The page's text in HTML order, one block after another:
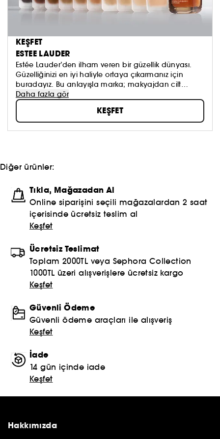
KEŞFET
ESTEE LAUDER
Estée Lauder’den ilham veren bir güzellik dünyası.
Güzelliğinizi en iyi haliyle ortaya çıkarmanız için
buradayız. Bu anlayışla marka; makyajdan cilt
bakımına ve parfüme kadar uzanan ikonik ürünleriyle
zamansız bir güzellik deneyimi sunar.
Bilim ve inovasyondan ilham alan formüllerimiz,
cildinizin ihtiyaçlarına yönelik etkili çözümler
sunarken güzelliğinize daha fazlasını katar.
Keşfedin, deneyimleyin ve güzelliğinizin en iyi halini
ortaya çıkarın.
Daha fazla gör
KEŞFET
Diğer ürünler:
Tıkla, Mağazadan Al
Online siparişini seçili mağazalardan 2 saat
içerisinde ücretsiz teslim al
Keşfet
Ücretsiz Teslimat
Toplam 2000TL veya Sephora Collection
1000TL üzeri alışverişlere ücretsiz kargo
Keşfet
Güvenli Ödeme
Güvenli ödeme araçları ile alışveriş
Keşfet
İade
14 gün içinde iade
Keşfet
Hakkımızda